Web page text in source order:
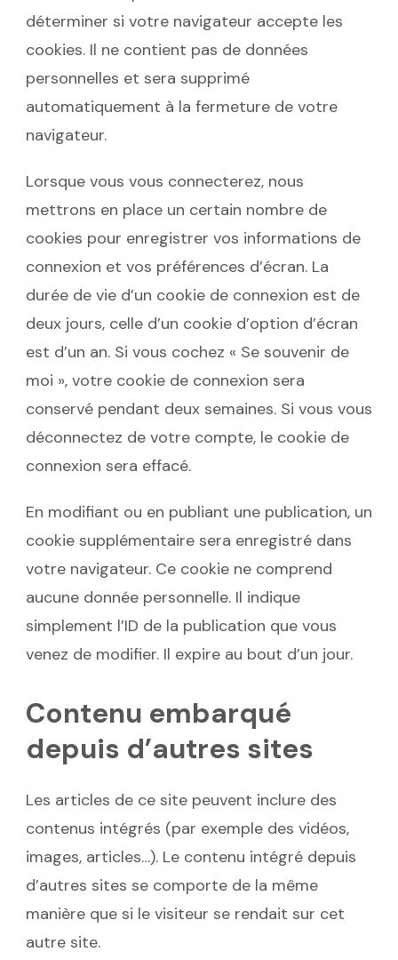
déterminer si votre navigateur accepte les
cookies. Il ne contient pas de données
personnelles et sera supprimé
automatiquement à la fermeture de votre
navigateur.
Lorsque vous vous connecterez, nous
mettrons en place un certain nombre de
cookies pour enregistrer vos informations de
connexion et vos préférences d’écran. La
durée de vie d’un cookie de connexion est de
deux jours, celle d’un cookie d’option d’écran
est d’un an. Si vous cochez « Se souvenir de
moi », votre cookie de connexion sera
conservé pendant deux semaines. Si vous vous
déconnectez de votre compte, le cookie de
connexion sera effacé.
En modifiant ou en publiant une publication, un
cookie supplémentaire sera enregistré dans
votre navigateur. Ce cookie ne comprend
aucune donnée personnelle. Il indique
simplement l’ID de la publication que vous
venez de modifier. Il expire au bout d’un jour.
Contenu embarqué
depuis d’autres sites
Les articles de ce site peuvent inclure des
contenus intégrés (par exemple des vidéos,
images, articles…). Le contenu intégré depuis
d’autres sites se comporte de la même
manière que si le visiteur se rendait sur cet
autre site.